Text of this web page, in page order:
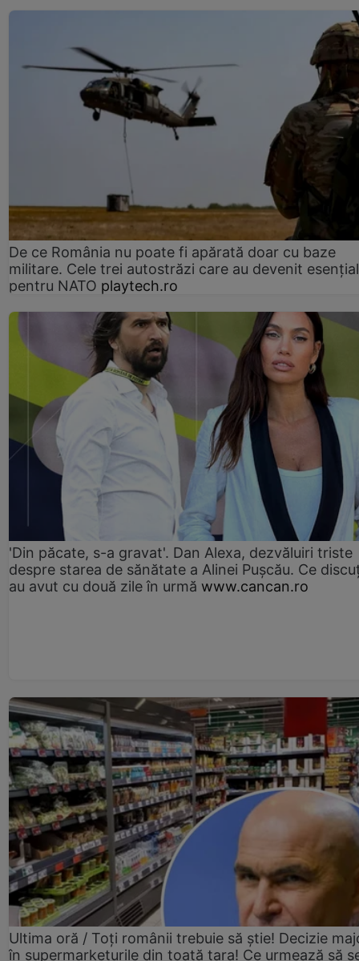
De ce România nu poate fi apărată doar cu baze
militare. Cele trei autostrăzi care au devenit
pentru NATO playtech.ro
'Din păcate, s-a gravat'. Dan Alexa, dezvăluiri triste
despre starea de sănătate a Alinei Pușcău. Ce
au avut cu două zile în urmă www.cancan.ro
Ultima oră / Toți românii trebuie să știe! Decizie
în supermarketurile din toată țara! Ce urmează să